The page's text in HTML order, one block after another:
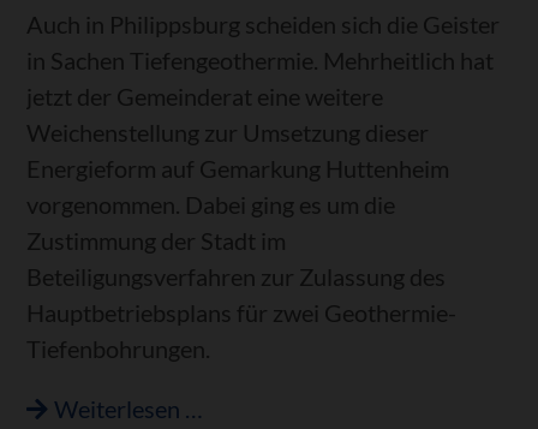
Philippsburg
stehen
Investitionen
von
15
Millionen
Euro
an
Auch in Philippsburg scheiden sich die Geister
in Sachen Tiefengeothermie. Mehrheitlich hat
jetzt der Gemeinderat eine weitere
Weichenstellung zur Umsetzung dieser
Energieform auf Gemarkung Huttenheim
vorgenommen. Dabei ging es um die
Zustimmung der Stadt im
Beteiligungsverfahren zur Zulassung des
Hauptbetriebsplans für zwei Geothermie-
Tiefenbohrungen.
Weiterlesen …